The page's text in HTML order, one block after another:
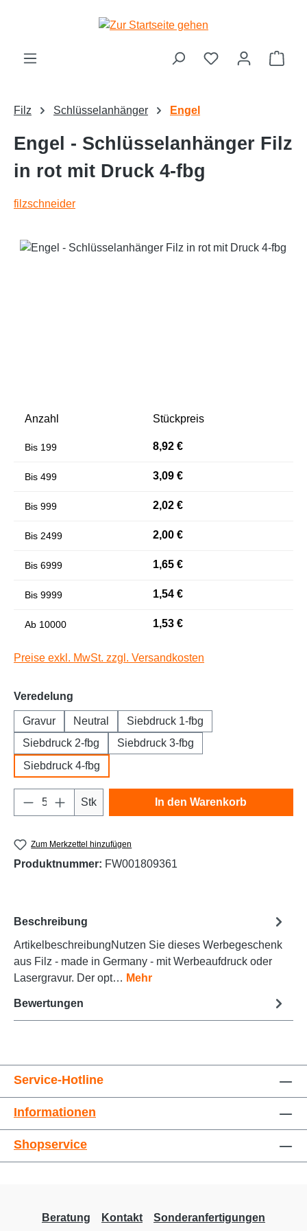
Filz Schlüsselanhänger Engel
Engel - Schlüsselanhänger Filz
in rot mit Druck 4-fbg
filzschneider
Bildergalerie überspringen
Anzahl Stückpreis
Bis 199 8,92 €
Bis 499 3,09 €
Bis 999 2,02 €
Bis 2499 2,00 €
Bis 6999 1,65 €
Bis 9999 1,54 €
Ab 10000 1,53 €
Preise exkl. MwSt. zzgl. Versandkosten
Veredelung
Gravur Neutral
Siebdruck 1-fbg
Siebdruck 2-fbg
Siebdruck 3-fbg
Siebdruck 4-fbg
Produkt Anzahl: Gib den gewünschten
Stk In den Warenkorb
Zum Merkzettel hinzufügen
Produktnummer: FW001809361
Beschreibung
ArtikelbeschreibungNutzen Sie dieses Werbegeschenk
aus Filz - made in Germany - mit Werbeaufdruck oder
Lasergravur. Der opt… Mehr
Bewertungen
Service-Hotline
Informationen
Shopservice
Beratung Kontakt Sonderanfertigungen
Farben invertieren
Niedrige Sättigung
Links unterstreichen Gut lesbare Schrift
Großer Cursor